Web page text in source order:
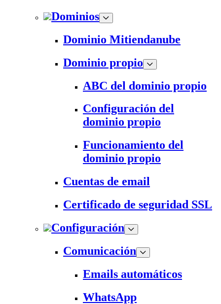
Dominios
Dominio Mitiendanube
Dominio propio
ABC del dominio propio
Configuración del
dominio propio
Funcionamiento del
dominio propio
Cuentas de email
Certificado de seguridad SSL
Configuración
Comunicación
Emails automáticos
WhatsApp